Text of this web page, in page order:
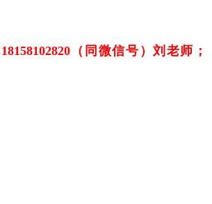
18158102820（同微信号）刘老师；